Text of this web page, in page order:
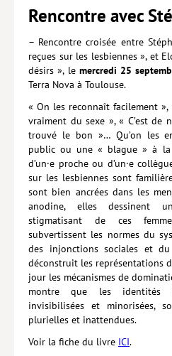
Lieux de…
MythO !
Actes de
>> Cavalier
>> Livres
AUTEURS
CORPORATE
Idées
Livres blancs
Hors
Rencontre avec
– Rencontre croisée entre
reçues sur les lesbiennes », et
désirs », lemercredi 25
Terra Nova à Toulouse.
« On les reconnaît facilement »,
vraiment du sexe », « C’est de
trouvé le bon »… Qu’on les
public ou une « blague » à
d’un·e proche ou d’un·e
sur les lesbiennes sont
sont bien ancrées dans les
anodine, elles dessinent
stigmatisant de ces
subvertissent les normes du
des injonctions sociales et
déconstruit les représentations
jour les mécanismes de
montre que les identités
invisibilisées et minorisées,
plurielles et inattendues.
Voir la fiche du livre ICI.